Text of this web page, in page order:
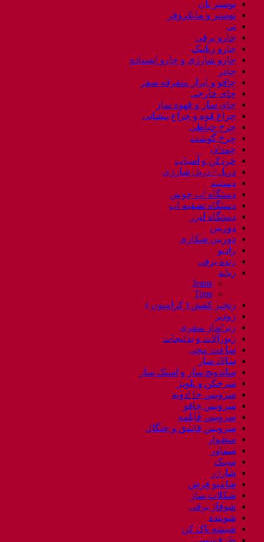
توستر نان
توستر و مایکروفر
تی
جارو برقی
جارو رباتیک
جارو شارژی و جارو ایستاده
چادر
چاقو و ابزار متفرقه سفر
چای خارجی
چای ساز و قهوه ساز
چراغ قوه و چراغ پیشانی
چرخ خیاطی
چرخ گوشت
چمدان
خردکن و آسیاب
دریل / دریل شارژی
دستبند
دستگاه اب جوش
دستگاه تصفیه اب
دستگاه لیزر
دوربین
دوربین شکاری
رادیو
رنده برقی
زنانه
Jeans
Tops
زنجیر کفش ( کرامپون )
زودپز
زیرانداز سفری
زیورآلات و بدلیجات
ساعت مچی
سالاد ساز
ساندویچ ساز و اسنک ساز
سرخکن و پلوپز
سرویس جا ادویه
سرویس چاقو
سرویس قابلمه
سرویس قاشق و چنگال
سشوار
سماور
سینک
شارژر
شامپو فرش
شکلات ساز
شوفاژ برقی
شوینده
شیشه پاک کن
ظرفشویی